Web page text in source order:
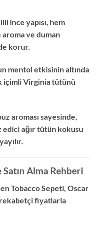
ince yapısı, hem
ve duman
korur.
mentol etkisinin altında
içimli Virginia tütünü
aroması sayesinde,
edici ağır tütün kokusu
Alma Rehberi
Tobacco Sepeti, Oscar
fiyatlarla